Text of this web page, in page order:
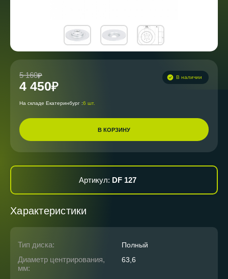
5 160
4 450
В наличии
На складе Екатеринбург :6 шт.
В КОРЗИНУ
Артикул: DF 127
Характеристики
Тип диска: Полный
Диаметр центрирования,
мм:
63,6